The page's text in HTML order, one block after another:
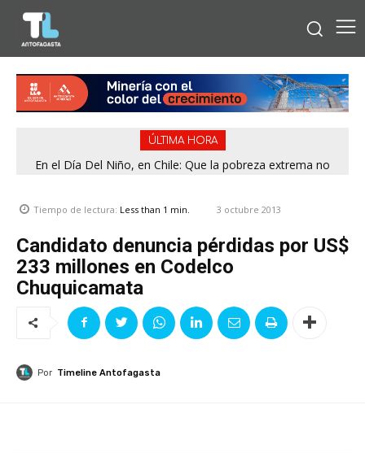
ÚLTIMA HORA
En el Día Del Niño, en Chile: Que la pobreza extrema no
Tiempo de lectura: Less than 1 min. 3 octubre 2013
Candidato denuncia pérdidas por US$
233 millones en Codelco
Chuquicamata
Por Timeline Antofagasta